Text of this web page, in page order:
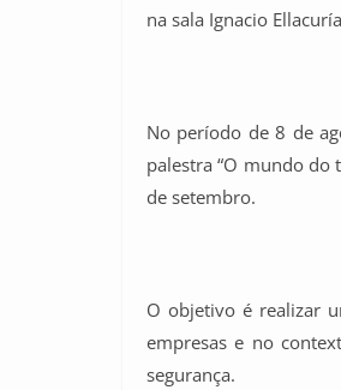
na sala Ignacio
No período de 8 de
palestra “O mundo do
de setembro.
O objetivo é realizar
empresas e no
segurança.